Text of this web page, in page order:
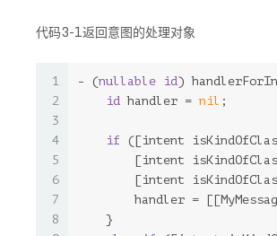
代码3-1返回意图的处理对象
1
2
3
4
5
6
7
8
- (nullable id)
id handler = nil ;
if ([intent
[intent
[intent
handler =
    }